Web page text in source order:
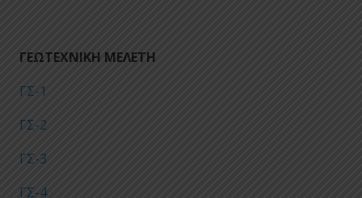
ΓΕΩΤΕΧΝΙΚΗ ΜΕΛΕΤΗ
ΓΣ-1
ΓΣ-2
ΓΣ-3
ΓΣ-4